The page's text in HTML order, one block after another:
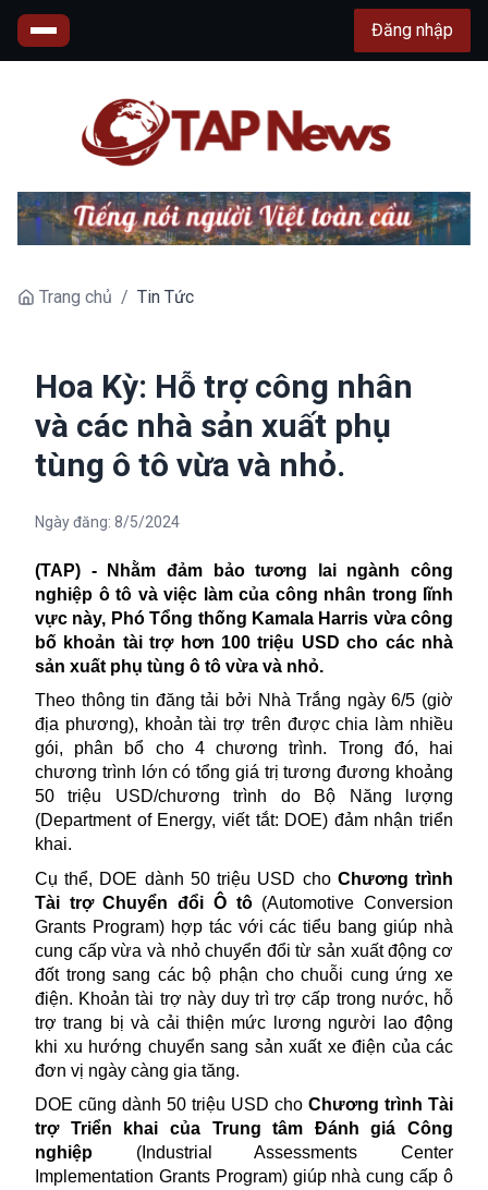
Đăng nhập
Trang chủ / Tin Tức
Hoa Kỳ: Hỗ trợ công nhân
và các nhà sản xuất phụ
tùng ô tô vừa và nhỏ.
Ngày đăng: 8/5/2024
(TAP) -
Nhằm đảm bảo tương lai ngành công
nghiệp ô tô và việc làm của công nhân trong lĩnh
vực này, Phó Tổng thống Kamala Harris vừa công
bố khoản tài trợ hơn 100 triệu USD cho các nhà
sản xuất phụ tùng ô tô vừa và nhỏ.
Theo thông tin đăng tải bởi Nhà Trắng ngày 6/5 (giờ
địa phương), khoản tài trợ trên được chia làm nhiều
gói, phân bổ cho 4 chương trình. Trong đó, hai
chương trình lớn có tổng giá trị tương đương khoảng
50 triệu USD/chương trình do Bộ Năng lượng
(Department of Energy, viết tắt: DOE) đảm nhận triển
khai.
Cụ thể, DOE dành 50 triệu USD cho Chương trình
Tài trợ Chuyển đổi Ô tô(Automotive Conversion
Grants Program) hợp tác với các tiểu bang giúp nhà
cung cấp vừa và nhỏ chuyển đổi từ sản xuất động cơ
đốt trong sang các bộ phận cho chuỗi cung ứng xe
điện. Khoản tài trợ này duy trì trợ cấp trong nước, hỗ
trợ trang bị và cải thiện mức lương người lao động
khi xu hướng chuyển sang sản xuất xe điện của các
đơn vị ngày càng gia tăng.
DOE cũng dành 50 triệu USD cho Chương trình Tài
trợ Triển khai của Trung tâm Đánh giá Công
nghiệp (Industrial Assessments Center
Implementation Grants Program) giúp nhà cung cấp ô